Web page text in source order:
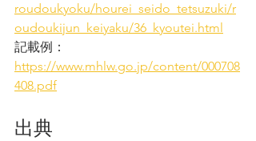
roudoukyoku/hourei_seido_tetsuzuki/r
oudoukijun_keiyaku/36_kyoutei.html
記載例：
https://www.mhlw.go.jp/content/000708
408.pdf
出典